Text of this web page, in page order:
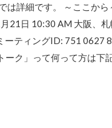
は詳細です。 ～ここか
21日 10:30 AM 大阪、
ーティングID: 751 0627
ーク」って何って方は下